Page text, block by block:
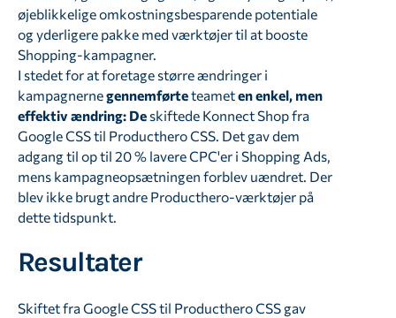
øjeblikkelige omkostningsbesparende potentiale
og yderligere pakke med værktøjer til at booste
Shopping-kampagner.
I stedet for at foretage større ændringer i
kampagnernegennemførteteameten enkel, men
effektiv ændring: Deskiftede Konnect Shop fra
Google CSS til Producthero CSS. Det gav dem
adgang til op til 20 % lavere CPC'er i Shopping Ads,
mens kampagneopsætningen forblev uændret. Der
blev ikke brugt andre Producthero-værktøjer på
dette tidspunkt.
Resultater
Skiftet fra Google CSS til Producthero CSS gav